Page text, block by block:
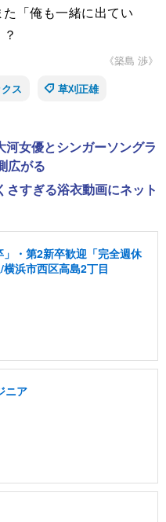
「俺も一緒に出てい
《築島 渉》
ス 草刈正雄
河女優とシンガーソングラ
広がる
さすぎる浴衣動画にネット
・第2新卒歓迎「完全週休
浜市西区高島2丁目
ニア